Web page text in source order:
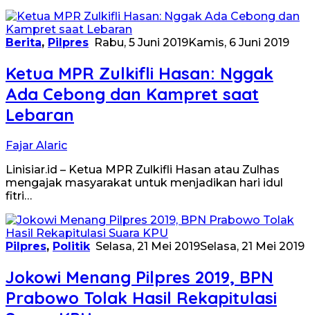
Berita, Pilpres Rabu, 5 Juni 2019Kamis, 6 Juni 2019
Ketua MPR Zulkifli Hasan: Nggak
Ada Cebong dan Kampret saat
Lebaran
Fajar Alaric
Linisiar.id – Ketua MPR Zulkifli Hasan atau Zulhas
mengajak masyarakat untuk menjadikan hari idul
fitri…
Pilpres, Politik Selasa, 21 Mei 2019Selasa, 21 Mei 2019
Jokowi Menang Pilpres 2019, BPN
Prabowo Tolak Hasil Rekapitulasi